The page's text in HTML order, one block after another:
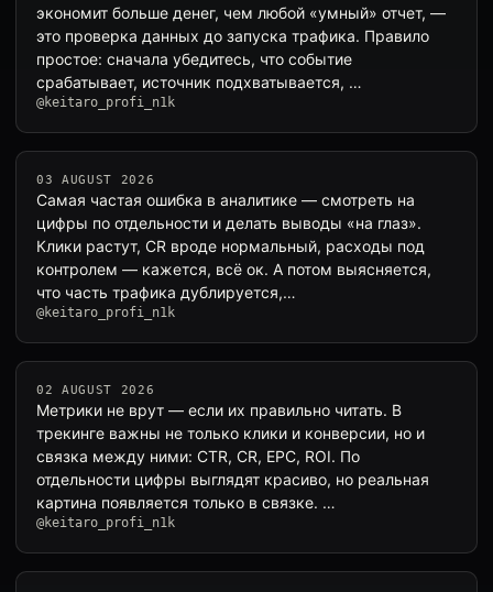
экономит больше денег, чем любой «умный» отчет, —
это проверка данных до запуска трафика. Правило
простое: сначала убедитесь, что событие
срабатывает, источник подхватывается, …
@keitaro_profi_n1k
03 AUGUST 2026
Самая частая ошибка в аналитике — смотреть на
цифры по отдельности и делать выводы «на глаз».
Клики растут, CR вроде нормальный, расходы под
контролем — кажется, всё ок. А потом выясняется,
что часть трафика дублируется,…
@keitaro_profi_n1k
02 AUGUST 2026
Метрики не врут — если их правильно читать. В
трекинге важны не только клики и конверсии, но и
связка между ними: CTR, CR, EPC, ROI. По
отдельности цифры выглядят красиво, но реальная
картина появляется только в связке. …
@keitaro_profi_n1k